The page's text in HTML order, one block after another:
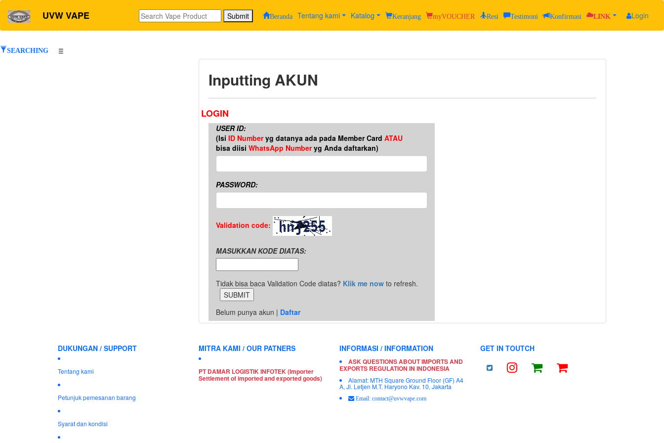
UVW VAPE Submit Beranda Tentang kami Katalog Keranjang myVOUCHER Resi Testimoni Konfirmasi LINK Login
SEARCHING ☰
Inputting AKUN
LOGIN
USER ID:
(Isi ID Numberyg datanya ada pada Member Card ATAU
bisa diisi WhatsApp Numberyg Anda daftarkan)
PASSWORD:
Validation code:
MASUKKAN KODE DIATAS:
Tidak bisa baca Validation Code diatas? Klik me now to refresh.
Belum punya akun | Daftar
DUKUNGAN / SUPPORT
Tentang kami
Petunjuk pemesanan barang
Syarat dan kondisi
MITRA KAMI / OUR PATNERS
PT DAMAR LOGISTIK INFOTEK (Importer
Settlement of imported and exported goods)
INFORMASI / INFORMATION
ASK QUESTIONS ABOUT IMPORTS AND
EXPORTS REGULATION IN INDONESIA
Alamat: MTH Square Ground Floor (GF) A4
A, Jl. Letjen M.T. Haryono Kav. 10, Jakarta
Email: contact@uvwvape.com
GET IN TOUTCH